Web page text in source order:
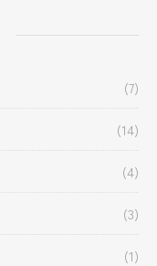
(7)
(14)
(4)
(3)
(1)